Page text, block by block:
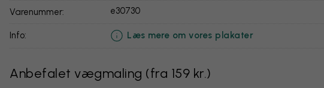
Varenummer: e30730
info: Læs mere om vores plakater
Anbefalet vægmaling (fra 159 kr.)